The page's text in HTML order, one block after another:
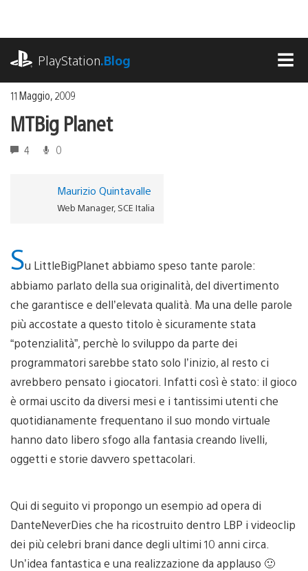
contenuto
PlayStation.Blog
11 Maggio, 2009
MTBig Planet
4 0
Maurizio Quintavalle
Web Manager, SCE Italia
Su LittleBigPlanet abbiamo speso tante parole:
abbiamo parlato della sua originalità, del divertimento
che garantisce e dell’elevata qualità. Ma una delle parole
più accostate a questo titolo è sicuramente stata
“potenzialità”, perchè lo sviluppo da parte dei
programmatori sarebbe stato solo l’inizio, al resto ci
avrebbero pensato i giocatori. Infatti così è stato: il gioco
è ormai uscito da diversi mesi e i tantissimi utenti che
quotidianamente frequentano il suo mondo virtuale
hanno dato libero sfogo alla fantasia creando livelli,
oggetti e storie davvero spettacolari.
Qui di seguito vi propongo un esempio ad opera di
DanteNeverDies che ha ricostruito dentro LBP i videoclip
dei più celebri brani dance degli ultimi 10 anni circa.
Un’idea fantastica e una realizzazione da applauso 🙂